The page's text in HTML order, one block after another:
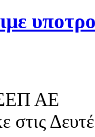
ΑΕ
στις